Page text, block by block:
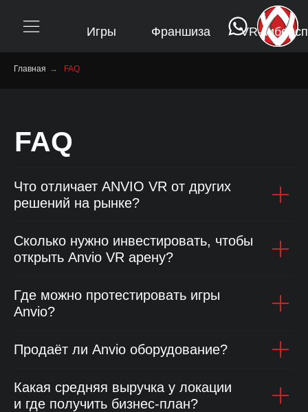
VR-киберспорт FAQ
Главная → FAQ
Что отличает ANVIO VR от других
решений на рынке?
Сколько нужно инвестировать, чтобы
открыть Anvio VR арену?
Где можно протестировать игры
Anvio?
Продаёт ли Anvio оборудование?
Какая средняя выручка у локации
и где получить бизнес-план?